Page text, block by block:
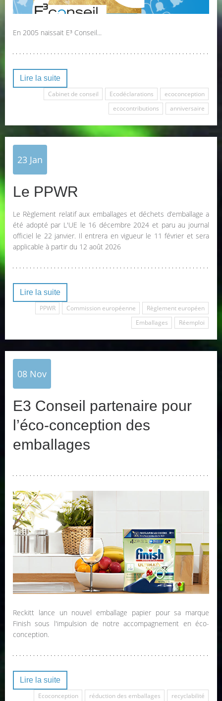
En 2005 naissait E³ Conseil...
Lire la suite
Cabinet de conseil
Ecodéclarations
ecoconception
ecocontributions
anniversaire
23 Jan
Le PPWR
Le Règlement relatif aux emballages et déchets d’emballage a
été adopté par L'UE le 16 décembre 2024 et paru au journal
officiel le 22 janvier. Il entrera en vigueur le 11 février et sera
applicable à partir du 12 août 2026
Lire la suite
PPWR
Commission européenne
Règlement européen
Emballages
Réemploi
08 Nov
E3 Conseil partenaire pour
l’éco-conception des
emballages
Reckitt lance un nouvel emballage papier pour sa marque
Finish sous l'impulsion de notre accompagnement en éco-
conception.
Lire la suite
Ecoconception
réduction des emballages recyclabilité